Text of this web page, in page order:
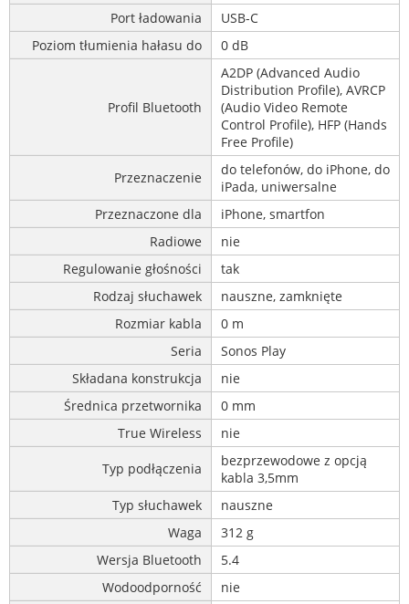
Port ładowania
USB-C
Poziom tłumienia hałasu do
0 dB
Profil Bluetooth
A2DP (Advanced Audio
Distribution Profile), AVRCP
(Audio Video Remote
Control Profile), HFP (Hands
Free Profile)
Przeznaczenie
do telefonów, do iPhone, do
iPada, uniwersalne
Przeznaczone dla
iPhone, smartfon
Radiowe
nie
Regulowanie głośności
tak
Rodzaj słuchawek
nauszne, zamknięte
Rozmiar kabla
0 m
Seria
Sonos Play
Składana konstrukcja
nie
Średnica przetwornika
0 mm
True Wireless
nie
Typ podłączenia
bezprzewodowe z opcją
kabla 3,5mm
Typ słuchawek
nauszne
Waga
312 g
Wersja Bluetooth
5.4
Wodoodporność
nie